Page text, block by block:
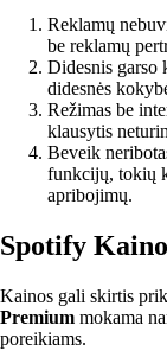
Reklamų
be reklamų
Didesnis garso
didesnės
Režimas be
klausytis
Beveik
funkcijų, tokių
apribojimų.
Spotify
Kainos gali skirtis
Premium mokama
poreikiams.